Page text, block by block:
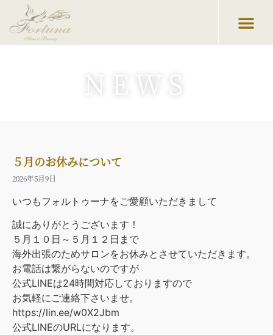
NEWS
５月のお休みについて
2026年5月9日
いつもフォルトゥーナをご愛顧いただきまして
誠にありがとうございます！
５月１０日～５月１２日まで
海外出張のためサロンをお休みとさせていただきます。
お電話は繋がらないのですが
公式LINEは24時間対応しておりますので
お気軽にご連絡下さいませ。
https://lin.ee/w0X2Jbm
公式LINEのURLになります。